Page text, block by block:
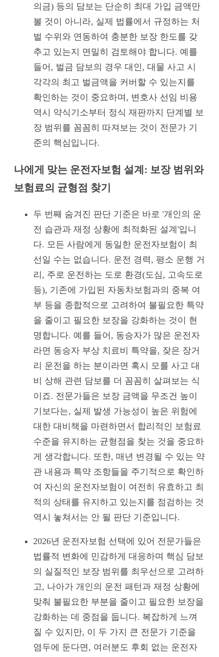
의금) 등의 담보는 단순히 최대 가입 금액만
볼 것이 아니라, 실제 법률에서 규정하는 처
벌 수위와 연동하여 충분한 보장 한도를 갖
추고 있는지 면밀히 검토해야 합니다. 예를
들어, 벌금 담보의 경우 대인, 대물 사고 시
각각의 최고 벌금액을 커버할 수 있는지를
확인하는 것이 중요하며, 변호사 선임 비용
역시 약식기소부터 정식 재판까지 단계별 보
장 범위를 꼼꼼히 따져보는 것이 전문가 기
준의 핵심입니다.
나에게 맞는 운전자보험 설계: 보장 범위와
보험료의 균형점 찾기
두 번째 숨겨진 판단 기준은 바로 '개인의 운
전 습관과 재정 상황에 최적화된 설계'입니
다. 모든 사람에게 동일한 운전자보험이 최
선일 수는 없습니다. 운전 경력, 평소 운행 거
리, 주로 운전하는 도로 환경(도심, 고속도로
등), 기존에 가입된 자동차보험과의 중복 여
부 등을 종합적으로 고려하여 불필요한 특약
을 줄이고 필요한 보장을 강화하는 것이 현
명합니다. 예를 들어, 동승자가 많은 운전자
라면 동승자 부상 치료비 특약을, 잦은 장거
리 운전을 하는 분이라면 혹시 모를 사고 대
비 상해 관련 담보를 더 꼼꼼히 살펴보는 식
이죠. 전문가들은 보장 금액을 무조건 높이
기보다는, 실제 발생 가능성이 높은 위험에
대한 대비책을 마련하면서 합리적인 보험료
수준을 유지하는 균형점을 찾는 것을 중요하
게 생각합니다. 또한, 매년 변경될 수 있는 약
관 내용과 특약 조항들을 주기적으로 확인하
여 자신의 운전자보험이 여전히 유효하고 최
적의 상태를 유지하고 있는지를 점검하는 것
역시 놓쳐서는 안 될 판단 기준입니다.
2026년 운전자보험 선택에 있어 전문가들은
법률적 변화에 민감하게 대응하며 핵심 담보
의 실질적인 보장 범위를 최우선으로 고려하
고, 나아가 개인의 운전 패턴과 재정 상황에
맞춰 불필요한 부분을 줄이고 필요한 보장을
강화하는 데 중점을 둡니다. 복잡하게 느껴
질 수 있지만, 이 두 가지 큰 전문가 기준을
염두에 둔다면, 여러분도 후회 없는 운전자